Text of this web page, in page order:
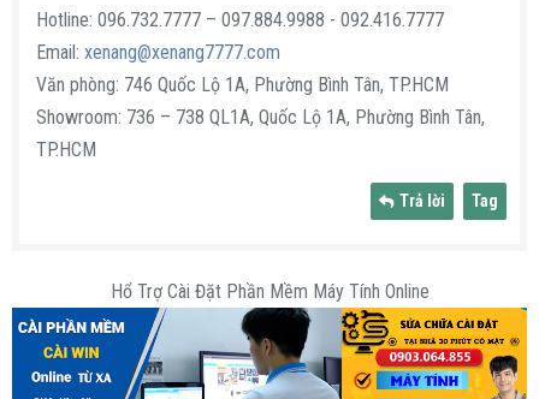
Hotline: 096.732.7777 – 097.884.9988 - 092.416.7777
Email: xenang@xenang7777.com
Văn phòng: 746 Quốc Lộ 1A, Phường Bình Tân, TP.HCM
Showroom: 736 – 738 QL1A, Quốc Lộ 1A, Phường Bình Tân,
TP.HCM
Trả lời Tag
Hổ Trợ Cài Đặt Phần Mềm Máy Tính Online